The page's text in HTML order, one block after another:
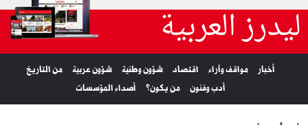
ليدرز العربية
أخبار مواقف وآراء اقتصاد شؤون وطنية شؤون عربية
من التاريخ
أدب وفنون
من يكون؟ أصداء المؤسسات